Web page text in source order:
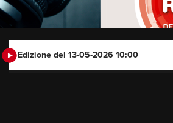
Edizione del 13-05-2026 10:00